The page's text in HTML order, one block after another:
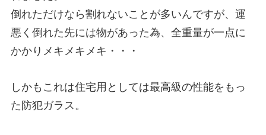
倒れただけなら割れないことが多いんですが、運
悪く倒れた先には物があった為、全重量が一点に
かかりメキメキメキ・・・
しかもこれは住宅用としては最高級の性能をもっ
た防犯ガラス。